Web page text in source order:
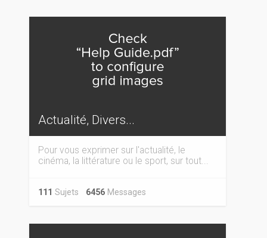
Actualité, Divers...
Pour vous exprimer sur l'actualité, le
cinéma, la littérature ou le sport, sur tout...
111 Sujets 6456Messages